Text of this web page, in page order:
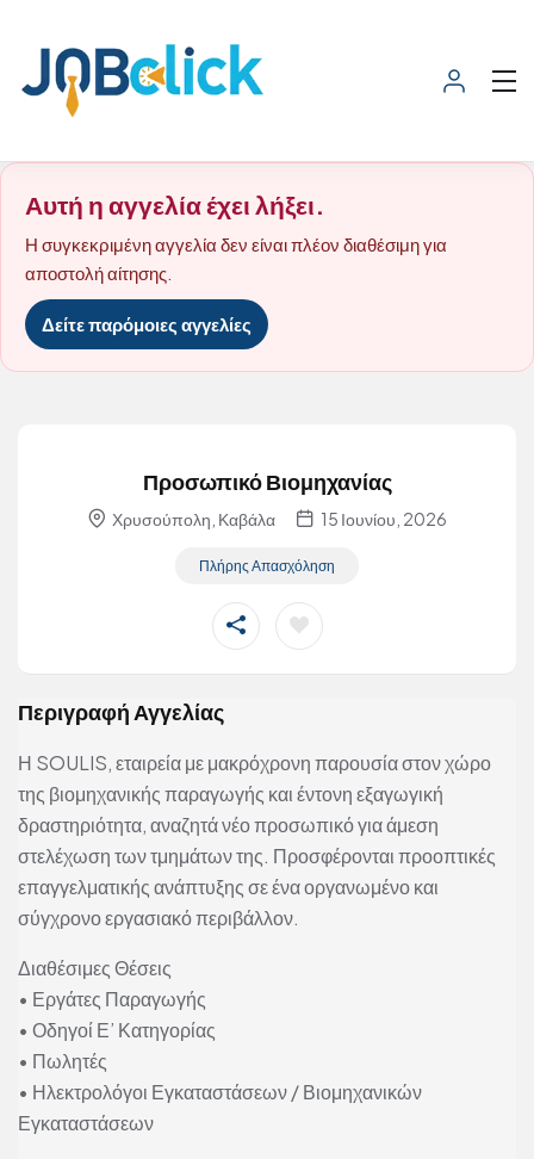
Αυτή η αγγελία έχει λήξει.
Η συγκεκριμένη αγγελία δεν είναι πλέον διαθέσιμη για
αποστολή αίτησης.
Δείτε παρόμοιες αγγελίες
Προσωπικό Βιομηχανίας
Χρυσούπολη, Καβάλα 15 Ιουνίου, 2026
Πλήρης Απασχόληση
Περιγραφή Αγγελίας
Η SOULIS, εταιρεία με μακρόχρονη παρουσία στον χώρο
της βιομηχανικής παραγωγής και έντονη εξαγωγική
δραστηριότητα, αναζητά νέο προσωπικό για άμεση
στελέχωση των τμημάτων της. Προσφέρονται προοπτικές
επαγγελματικής ανάπτυξης σε ένα οργανωμένο και
σύγχρονο εργασιακό περιβάλλον.
Διαθέσιμες Θέσεις
• Εργάτες Παραγωγής
• Οδηγοί Ε’ Κατηγορίας
• Πωλητές
• Ηλεκτρολόγοι Εγκαταστάσεων / Βιομηχανικών
Εγκαταστάσεων